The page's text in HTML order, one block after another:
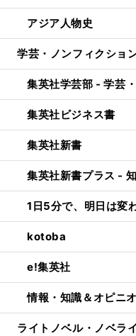
アジア人物史
学芸・ノンフィクショ
集英社学芸部 - 学芸
集英社ビジネス書
集英社新書
集英社新書プラス -
1日5分で、明日は変
kotoba
e!集英社
情報・知識＆オピニ
ライトノベル・ノベラ